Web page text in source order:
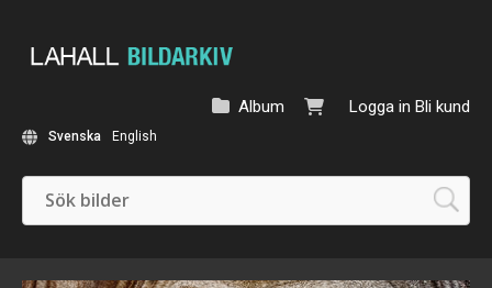
Logga in Bli kund
Album
Svenska English